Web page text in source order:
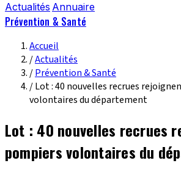
Actualités Annuaire
Prévention & Santé
Accueil
/Actualités
/Prévention & Santé
/Lot : 40 nouvelles recrues
volontaires du département
Lot : 40 nouvelles recrues
pompiers volontaires du